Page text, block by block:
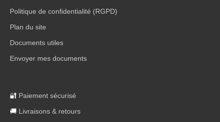
Politique de confidentialité (RGPD)
Plan du site
Documents utiles
Envoyer mes documents
🔐 Paiement sécurisé
🚚 Livraisons & retours